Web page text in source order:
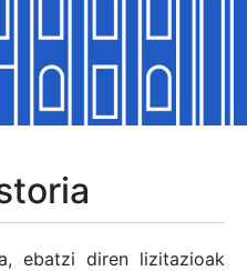
ebatzi diren lizitazioak